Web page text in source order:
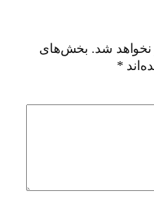
شد. بخش‌های
*